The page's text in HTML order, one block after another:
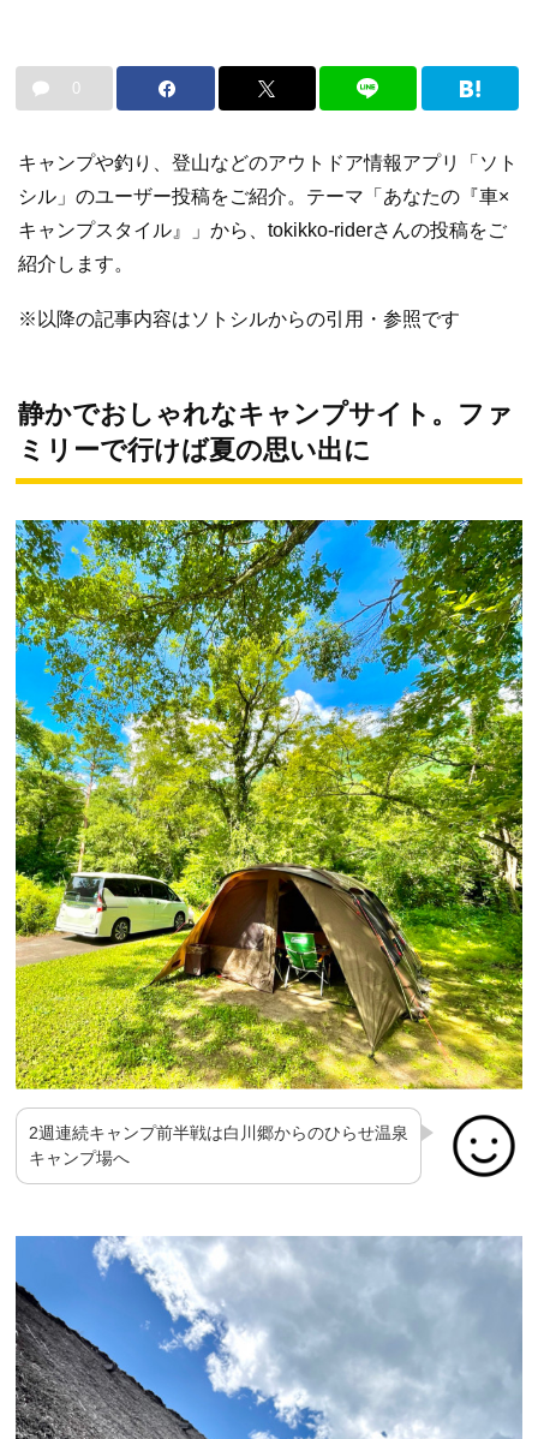
0
キャンプや釣り、登山などのアウトドア情報アプリ「ソト
シル」のユーザー投稿をご紹介。テーマ「あなたの『車×
キャンプスタイル』」から、tokikko-riderさんの投稿をご
紹介します。
※以降の記事内容はソトシルからの引用・参照です
静かでおしゃれなキャンプサイト。ファ
ミリーで行けば夏の思い出に
2週連続キャンプ前半戦は白川郷からのひらせ温泉
キャンプ場へ